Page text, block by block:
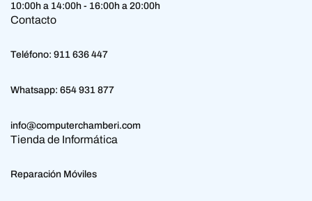
10:00h a 14:00h - 16:00h a 20:00h
Contacto
Teléfono: 911 636 447
Whatsapp: 654 931 877
info@computerchamberi.com
Tienda de Informática
Reparación Móviles